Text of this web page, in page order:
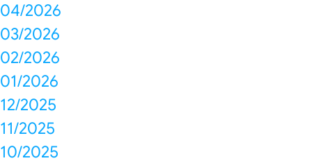
04/2026
03/2026
02/2026
01/2026
12/2025
11/2025
10/2025